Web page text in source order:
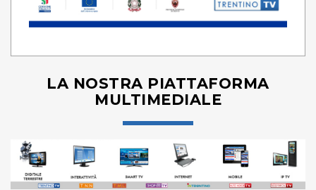
LA NOSTRA PIATTAFORMA
MULTIMEDIALE